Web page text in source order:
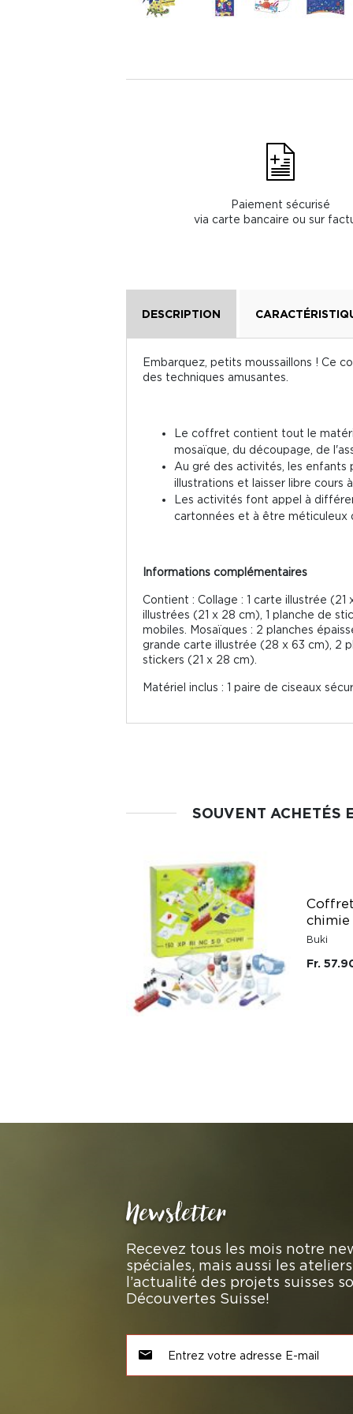
Paiement sécurisé
via carte bancaire ou sur
DESCRIPTION
Embarquez, petits moussaillons ! Ce
des techniques amusantes.
Le coffret contient tout le
mosaïque, du découpage, de
Au gré des activités, les enfants
illustrations et laisser libre cours
Les activités font appel à
cartonnées et à être méticuleux
Informations complémentaires
Contient : Collage : 1 carte illustrée
illustrées (21 x 28 cm), 1 planche de
mobiles. Mosaïques : 2 planches
grande carte illustrée (28 x 63 cm), 2
stickers (21 x 28 cm).
Matériel inclus : 1 paire de ciseaux
SOUVENT ACHETÉS
chimie
Buki
Fr.
Newsletter
Recevez tous les mois notre
spéciales, mais aussi les
l’actualité des projets suisses
Découvertes Suisse!